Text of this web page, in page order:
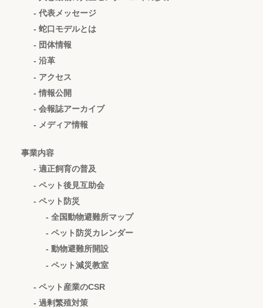
- 代表メッセージ
- 蛇口モデルとは
- 団体情報
- 沿革
- アクセス
- 情報公開
- 会報誌アーカイブ
- メディア情報
事業内容
- 適正飼育の普及
- ペット後見互助会
- ペット防災
- 全国動物避難所マップ
- ペット防災カレンダー
- 動物避難所開設
- ペット減災教室
- ペット産業のCSR
- 過剰繁殖対策